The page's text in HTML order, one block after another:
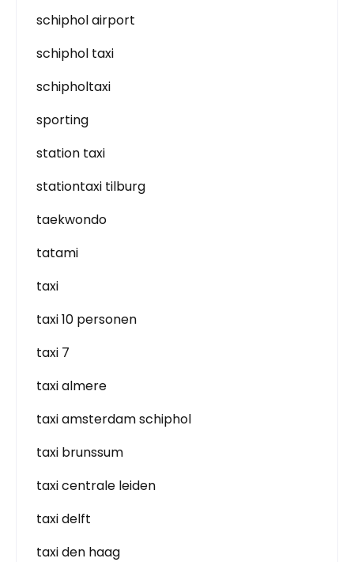
schiphol airport
schiphol taxi
schipholtaxi
sporting
station taxi
stationtaxi tilburg
taekwondo
tatami
taxi
taxi 10 personen
taxi 7
taxi almere
taxi amsterdam schiphol
taxi brunssum
taxi centrale leiden
taxi delft
taxi den haag